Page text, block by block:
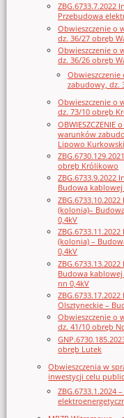
ZBG.6733.7.2022
Przebudowa
Obwieszczenie o
dz. 36/27 obręb
Obwieszczenie o
dz. 36/26 obręb
zabudowy, dz.
Obwieszczenie o
dz. 73/10 obręb
warunków
Lipowo
obręb Królikowo
ZBG.6733.9.2022
Budowa
(kolonia)–
0,4kV
(kolonia) –
0,4kV
Budowa
nn 0,4kV
Olsztyneckie –
Obwieszczenie o
dz. 41/10 obręb
obręb Lutek
Obwieszczenia w
inwestycji celu
ZBG.6733.1.2024